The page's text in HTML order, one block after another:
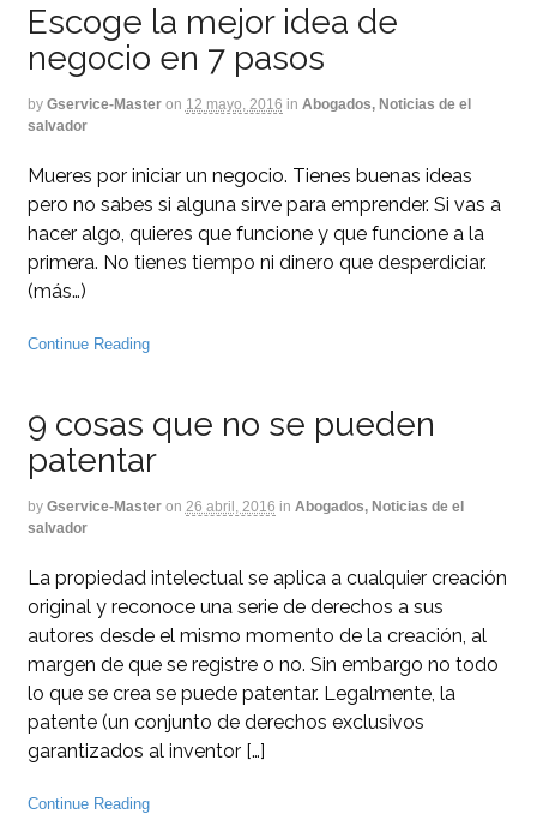
Escoge la mejor idea de
negocio en 7 pasos
by Gservice-Master on 12 mayo, 2016 in Abogados, Noticias de el
salvador
Mueres por iniciar un negocio. Tienes buenas ideas
pero no sabes si alguna sirve para emprender. Si vas a
hacer algo, quieres que funcione y que funcione a la
primera. No tienes tiempo ni dinero que desperdiciar.
(más…)
Continue Reading
9 cosas que no se pueden
patentar
by Gservice-Master on 26 abril, 2016 in Abogados, Noticias de el
salvador
La propiedad intelectual se aplica a cualquier creación
original y reconoce una serie de derechos a sus
autores desde el mismo momento de la creación, al
margen de que se registre o no. Sin embargo no todo
lo que se crea se puede patentar. Legalmente, la
patente (un conjunto de derechos exclusivos
garantizados al inventor […]
Continue Reading